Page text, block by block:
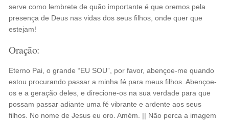
serve como lembrete de quão importante é que oremos pela
presença de Deus nas vidas dos seus filhos, onde quer que
estejam!
Oração:
Eterno Pai, o grande “EU SOU”, por favor, abençoe-me quando
estou procurando passar a minha fé para meus filhos. Abençoe-
os e a geração deles, e direcione-os na sua verdade para que
possam passar adiante uma fé vibrante e ardente aos seus
filhos. No nome de Jesus eu oro. Amém. || Não perca a imagem